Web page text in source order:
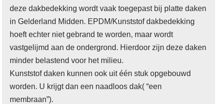
deze dakbedekking wordt vaak toegepast bij platte daken
in Gelderland Midden. EPDM/Kunststof dakbedekking
hoeft echter niet gebrand te worden, maar wordt
vastgelijmd aan de ondergrond. Hierdoor zijn deze daken
minder belastend voor het milieu.
Kunststof daken kunnen ook uit één stuk opgebouwd
worden. U krijgt dan een naadloos dak( “een
membraan”).